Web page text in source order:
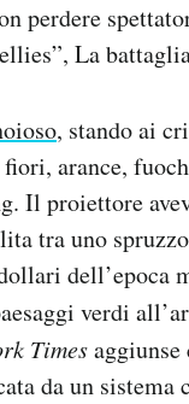
perdere
La
, stando ai
arance,
Il proiettore
tra uno
dell’epoca
verdi
Timesaggiunse
da un sistema